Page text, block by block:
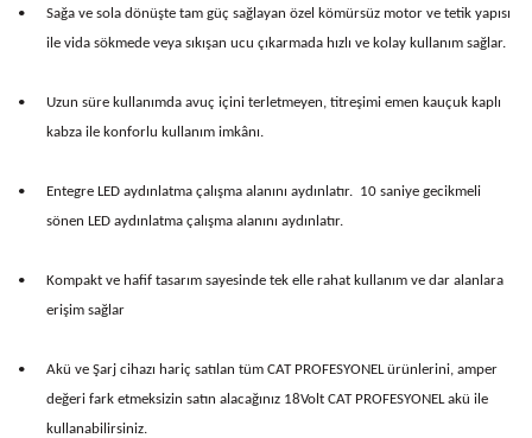
•
Sağa ve sola dönüşte tam güç sağlayan özel kömürsüz motor ve tetik yapısı
ile vida sökmede veya sıkışan ucu çıkarmada hızlı ve kolay kullanım sağlar.
•
Uzun süre kullanımda avuç içini terletmeyen, titreşimi emen kauçuk kaplı
kabza ile konforlu kullanım imkânı.
• Entegre LED aydınlatma çalışma alanını aydınlatır. 10 saniye gecikmeli
sönen LED aydınlatma çalışma alanını aydınlatır.
•
Kompakt ve hafif tasarım sayesinde tek elle rahat kullanım ve dar alanlara
erişim sağlar
•
Akü ve Şarj cihazı hariç satılan tüm CAT PROFESYONEL ürünlerini, amper
değeri fark etmeksizin satın alacağınız 18Volt CAT PROFESYONEL akü ile
kullanabilirsiniz.